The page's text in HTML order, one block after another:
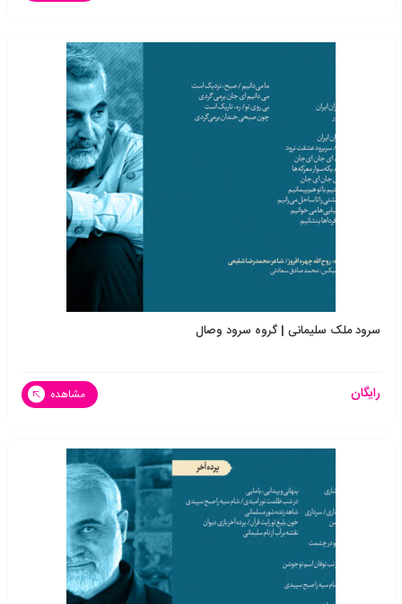
سرود ملک سلیمانی | گروه سرود وصال
رایگان مشاهده